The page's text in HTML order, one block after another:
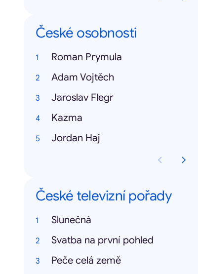
České osobnosti
Roman Prymula
Adam Vojtěch
Jaroslav Flegr
Kazma
Jordan Haj
České televizní pořady
Slunečná
Svatba na první pohled
Peče celá země